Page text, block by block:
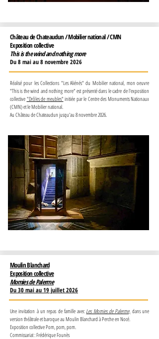
Château de Chateaudun / Mobilier national / CMN
Exposition collective
This is the wind and nothing more
Du 8 mai au 8 novembre 2026
Réalisé pour les Collections "Les Aliénés" du Mobilier national, mon oeuvre
"This is the wind and nothing more" est présenté dans le cadre de l'exposition
collective "Drôles de meubles" initiée par le Centre des Monuments Nationaux
(CMN) et le Mobilier national.
Au Château de Chateaudun jusqu'au 8 novembre 2026.
Moulin Blanchard
Exposition collective
Momies de Palerme
Du 30 mai au 19 juillet 2026
Une invitation à un repas de famille avec Les Momies de Palerme, dans une
version théâtrale et baroque au Moulin Blanchard à Perche en Nocé.
Exposition collective Pom, pom, pom.
Commissariat : Frédérique Founès